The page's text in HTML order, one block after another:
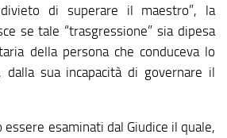
di superare il maestro”, la
se tale “trasgressione” sia dipesa
della persona che conduceva lo
sua incapacità di governare il
esaminati dal Giudice il quale,